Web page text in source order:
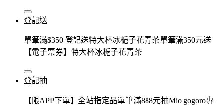
登記送
單筆滿$350 登記送特大杯冰梔子花青茶單筆滿350元送
【電子票券】特大杯冰梔子花青茶
登記抽
【限APP下單】全站指定品單筆滿888元抽Mio gogoro專